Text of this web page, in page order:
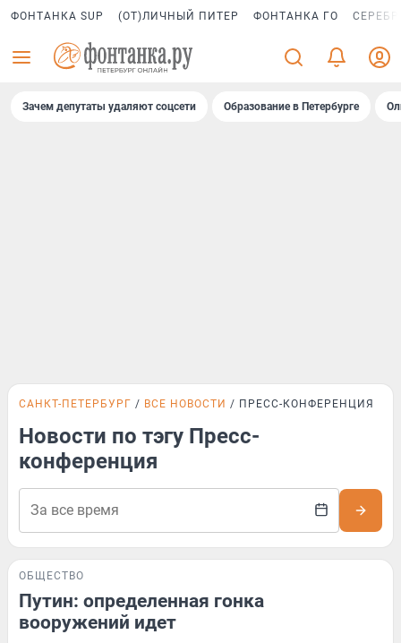
ФОНТАНКА SUP (ОТ)ЛИЧНЫЙ ПИТЕР ФОНТАНКА ГО
Зачем депутаты удаляют соцсети Образование в Петербурге
САНКТ-ПЕТЕРБУРГ ВСЕ НОВОСТИ ПРЕСС-КОНФЕРЕНЦИЯ
Новости по тэгу Пресс-
конференция
ОБЩЕСТВО
Путин: определенная гонка
вооружений идет